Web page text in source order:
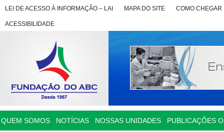
LEI DE ACESSO À INFORMAÇÃO – LAI MAPA DO SITE COMO CHEGAR
ACESSIBILIDADE
QUEM SOMOS NOTÍCIAS NOSSAS UNIDADES PUBLICAÇÕES